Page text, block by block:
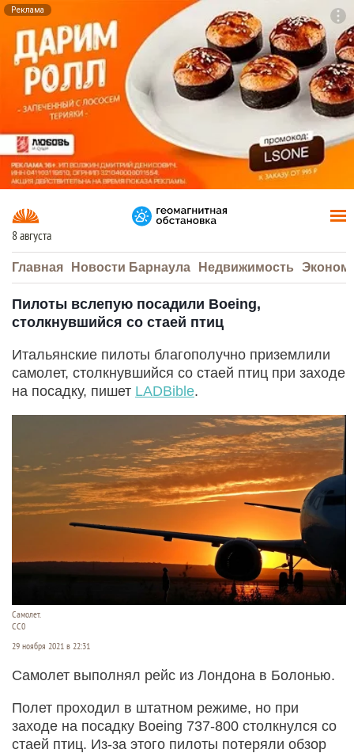
Реклама
8 августа
Главная Новости Барнаула Недвижимость
Пилоты вслепую посадили Boeing,
столкнувшийся со стаей птиц
Итальянские пилоты благополучно приземлили
самолет, столкнувшийся со стаей птиц при заходе
на посадку, пишет LADBible.
Самолет.
СС0
29 ноября 2021 в 22:31
Самолет выполнял рейс из Лондона в Болонью.
Полет проходил в штатном режиме, но при
заходе на посадку Boeing 737-800 столкнулся со
стаей птиц. Из-за этого пилоты потеряли обзор